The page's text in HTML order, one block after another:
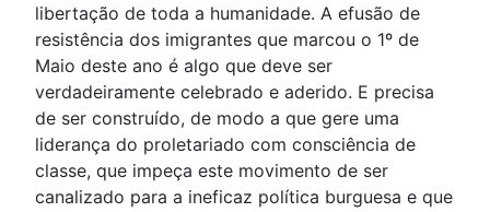
libertação de toda a humanidade. A efusão de
resistência dos imigrantes que marcou o 1º de
Maio deste ano é algo que deve ser
verdadeiramente celebrado e aderido. E precisa
de ser construído, de modo a que gere uma
liderança do proletariado com consciência de
classe, que impeça este movimento de ser
canalizado para a ineficaz política burguesa e que